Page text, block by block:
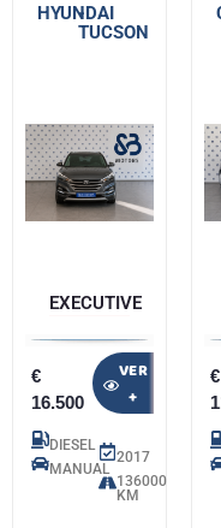
HYUNDAI
-
TUCSON
EXECUTIVE
€
16.500
VER
+
DIESEL
MANUAL
2017
136000
KM
€